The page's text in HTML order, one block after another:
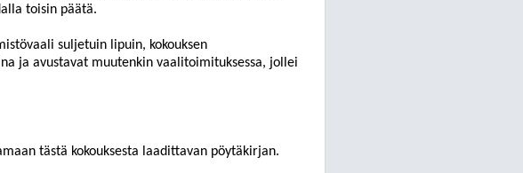
toisin päätä.
suljetuin lipuin, kokouksen
ja avustavat muutenkin vaalitoimituksessa, jollei
tästä kokouksesta laadittavan pöytäkirjan.